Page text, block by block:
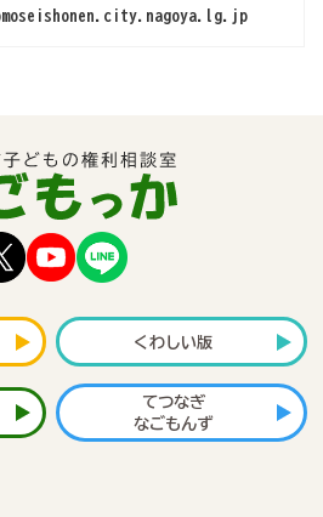
くわしい版
てつなぎ
なごもんず